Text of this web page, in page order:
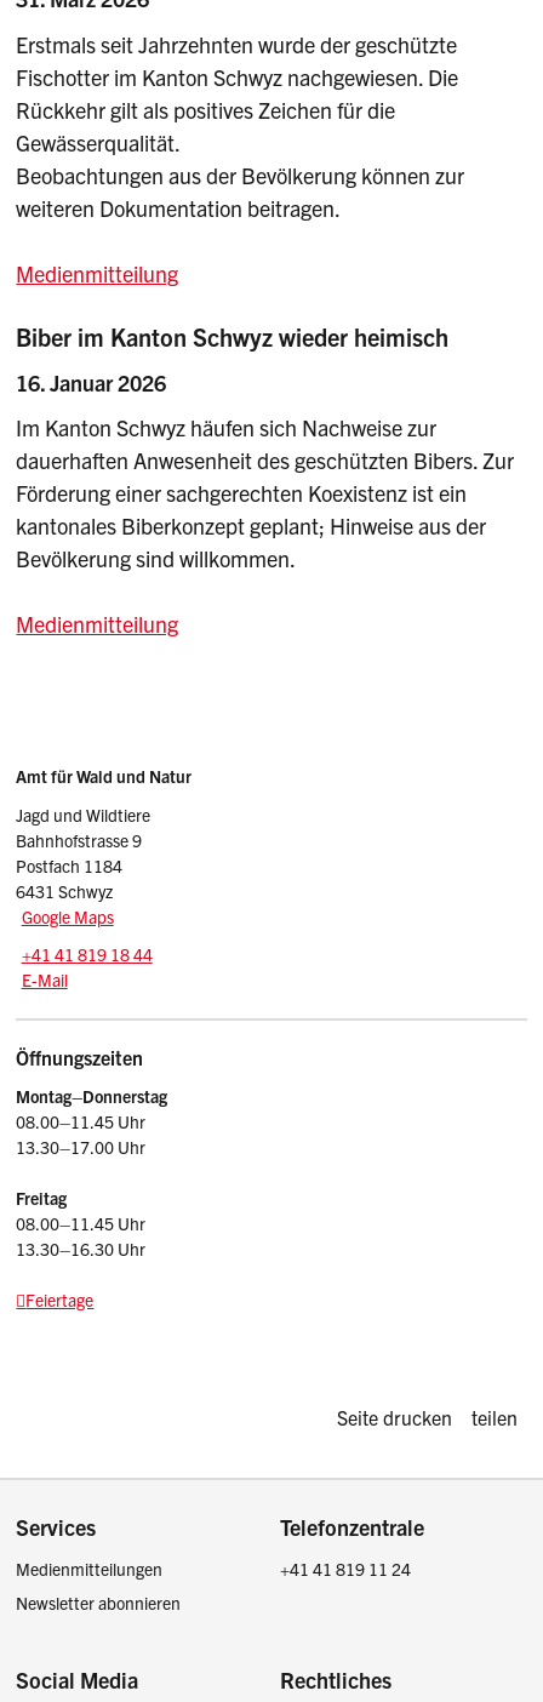
Erstmals seit Jahrzehnten wurde der geschützte
Fischotter im Kanton Schwyz nachgewiesen. Die
Rückkehr gilt als positives Zeichen für die
Gewässerqualität.
Beobachtungen aus der Bevölkerung können zur
weiteren Dokumentation beitragen.
Medienmitteilung
Biber im Kanton Schwyz wieder heimisch
16. Januar 2026
Im Kanton Schwyz häufen sich Nachweise zur
dauerhaften Anwesenheit des geschützten Bibers. Zur
Förderung einer sachgerechten Koexistenz ist ein
kantonales Biberkonzept geplant; Hinweise aus der
Bevölkerung sind willkommen.
Medienmitteilung
Sidebar
Adresse
Amt für Wald und Natur
Jagd und Wildtiere
Bahnhofstrasse 9
Postfach 1184
6431 Schwyz
Google Maps
Tel.:
+41 41 819 18 44
E-Mail: jagd
E-Mail
Öffnungszeiten
Montag–Donnerstag
08.00–11.45 Uhr
13.30–17.00 Uhr
Freitag
08.00–11.45 Uhr
13.30–16.30 Uhr
Feiertage
Diese Seite
Seite drucken teilen
Footer
Services
Medienmitteilungen
Newsletter abonnieren
Telefonzentrale
+41 41 819 11 24
Social Media Rechtliches